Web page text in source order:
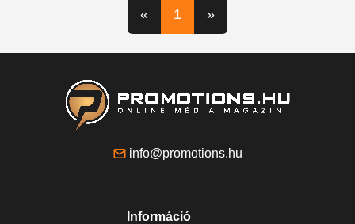
« 1 »
info@promotions.hu
Információ